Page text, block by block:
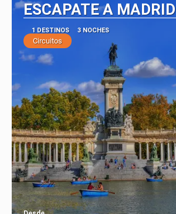
ESCAPATE A MADRID
1 DESTINOS 3 NOCHES
Circuitos